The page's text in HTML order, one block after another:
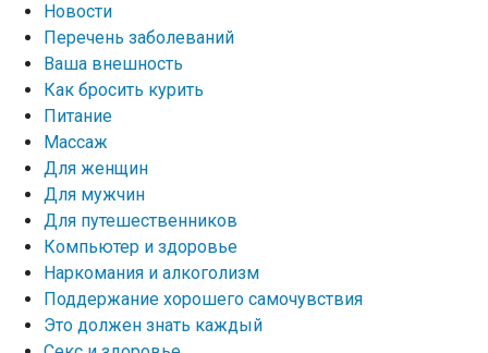
Новости
Перечень заболеваний
Ваша внешность
Как бросить курить
Питание
Массаж
Для женщин
Для мужчин
Для путешественников
Компьютер и здоровье
Наркомания и алкоголизм
Поддержание хорошего самочувствия
Это должен знать каждый